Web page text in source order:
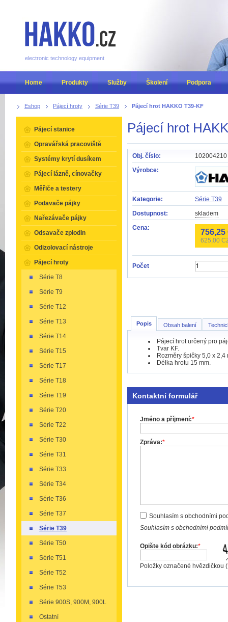
Eshop Pájecí hroty Série T39 Pájecí hrot HAKKO T39-KF
Pájecí hrot
Obj. číslo:
102004210
Výrobce:
Kategorie:
Série T39
Dostupnost:
skladem
Cena:
756,25
625,00
Počet
Popis Obsah balení
Pájecí hrot určený pro
Tvar KF.
Rozměry špičky 5,0 x 2,4
Délka hrotu 15 mm.
Kontaktní formulář
Jméno a příjmení:*
Zpráva:*
Souhlasím s obchodními
Souhlasím s obchodními
Opište kód obrázku:*
Položky označené hvězdičkou (
Pájecí stanice
Opravářská pracoviště
Systémy krytí dusíkem
Pájecí lázně, cínovačky
Měřiče a testery
Podavače pájky
Nařezávače pájky
Odsavače zplodin
Odizolovací nástroje
Pájecí hroty
Série T8
Série T9
Série T12
Série T13
Série T14
Série T15
Série T17
Série T18
Série T19
Série T20
Série T22
Série T30
Série T31
Série T33
Série T34
Série T36
Série T37
Série T39
Série T50
Série T51
Série T52
Série T53
Série 900S, 900M, 900L
Ostatní
electronic technology equipment
Home Produkty Služby Školení Podpora